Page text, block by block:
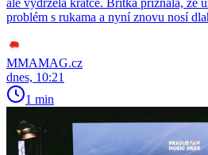
ale vydržela krátce. Britka přiznala, že
problém s rukama a nyní znovu nosí
MMAMAG.cz
dnes, 10:21
1 min